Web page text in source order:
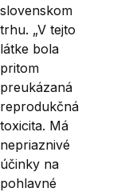
slovenskom
trhu. „V tejto
látke bola
pritom
preukázaná
reprodukčná
toxicita. Má
nepriaznivé
účinky na
pohlavné